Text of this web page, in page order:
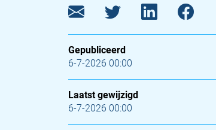
Gepubliceerd
6-7-2026 00:00
Laatst gewijzigd
6-7-2026 00:00